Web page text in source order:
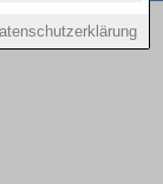
by: 1a-sites-autos